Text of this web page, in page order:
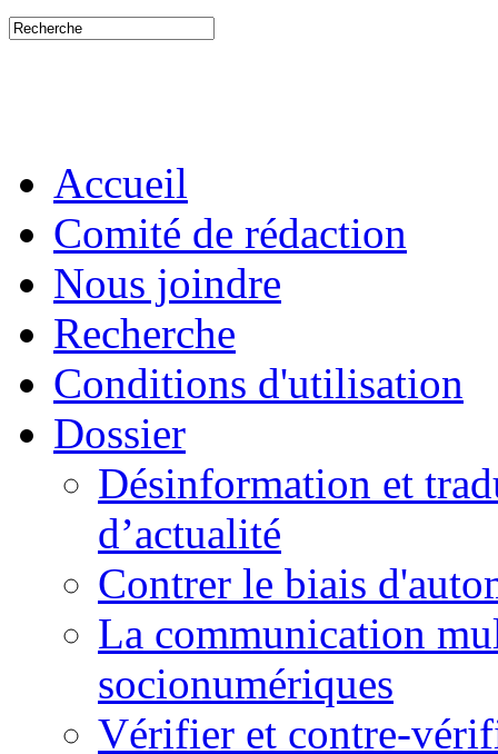
Accueil
Comité de rédaction
Nous joindre
Recherche
Conditions d'utilisation
Dossier
Désinformation et
d’actualité
Contrer le biais
La communication
socionumériques
Vérifier et contre-